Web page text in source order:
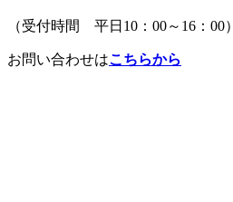
（受付時間 平日10：00～16：00）
お問い合わせはこちらから